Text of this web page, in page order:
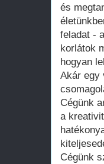
és
feladat -
korlátok
hogyan
Akár egy
Cégünk
a
Cégünk